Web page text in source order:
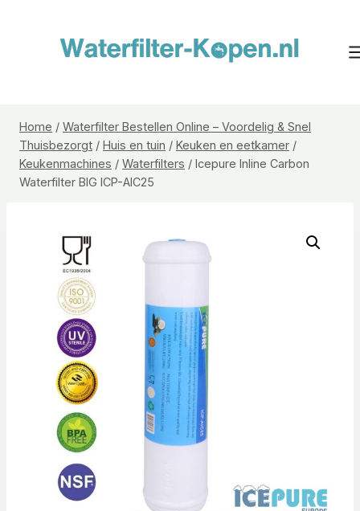
Home / Waterfilter Bestellen Online – Voordelig & Snel
Thuisbezorgt / Huis en tuin / Keuken en eetkamer /
Keukenmachines / Waterfilters / Icepure Inline Carbon
Waterfilter BIG ICP-AIC25